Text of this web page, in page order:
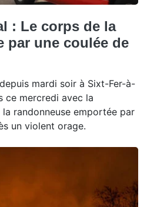
: Le corps de la
par une coulée de
mardi soir à Sixt-Fer-à-
ce mercredi avec la
randonneuse emportée par
un violent orage.